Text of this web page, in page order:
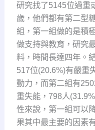
研究找了5145位過重
歲，他們都有第二型
組，第一組做的是積
做支持與教育，研究
料，時間長達四年。
517位(20.6%)有嚴重
動力，而第二組有
重失能，798人
性來說，第一組可以
果其中最主要的因素